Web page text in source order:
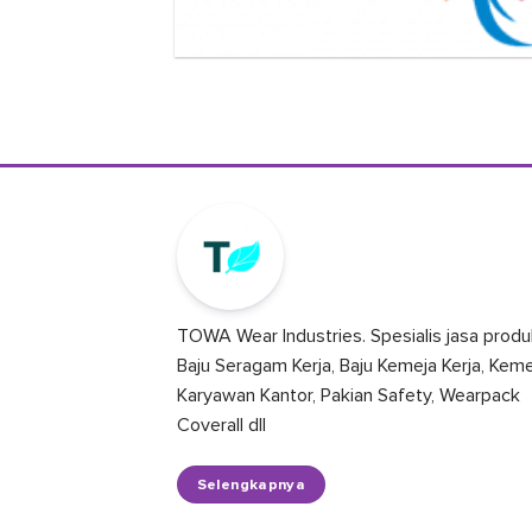
TOWA Wear Industries. Spesialis jasa
Baju Seragam Kerja, Baju Kemeja Kerja,
Karyawan Kantor, Pakian Safety, Wearpack
Coverall dll
Selengkapnya